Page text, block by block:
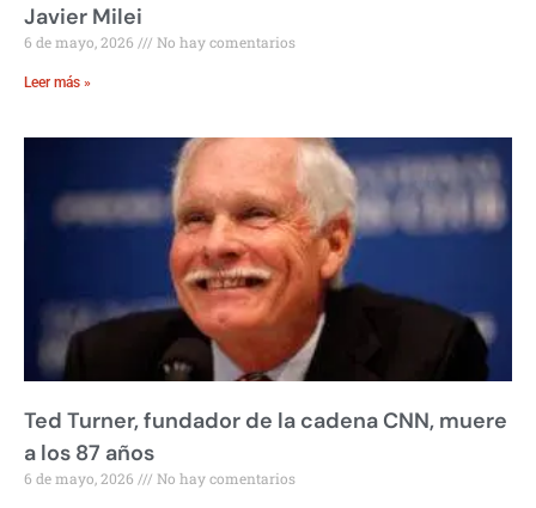
Javier Milei
6 de mayo, 2026 No hay comentarios
Leer más »
Ted Turner, fundador de la cadena CNN, muere
a los 87 años
6 de mayo, 2026 No hay comentarios